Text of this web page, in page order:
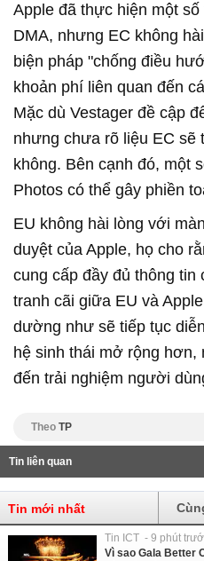
Apple đã thực hiện một
DMA, nhưng EC không
biện pháp "chống điều
khoản phí liên quan đến
Mặc dù Vestager đề cập
nhưng chưa rõ liệu EC sẽ
không. Bên cạnh đó, một
Photos có thể gây phiền
EU không hài lòng với
duyệt của Apple, họ cho
cung cấp đầy đủ thông
tranh cãi giữa EU và
dường như sẽ tiếp tục
hệ sinh thái mở rộng hơn,
đến trải nghiệm người
Theo TP
Tin liên quan
Tin mới nhất
Tin ICT - 9 phút
Vì sao Gala Better